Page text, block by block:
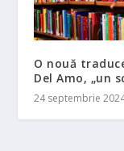
O nouă
Del Amo, „un
24 septembrie